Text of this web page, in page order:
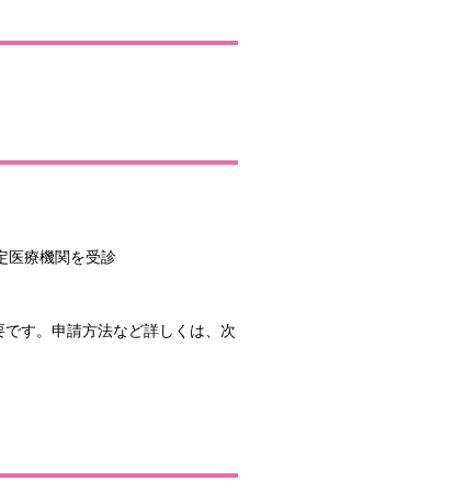
医療機関を受診
す。申請方法など詳しくは、次